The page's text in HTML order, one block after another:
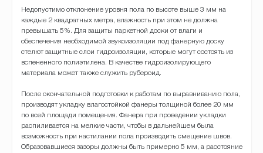
Недопустимо отклонение уровня пола по высоте выше 3 мм на
каждые 2 квадратных метра, влажность при этом не должна
превышать 5%. Для защиты паркетной доски от влаги и
обеспечения необходимой звукоизоляции под фанерную доску
стелют защитные слои гидроизоляции, которые могут состоять из
вспененного полиэтилена. В качестве гидроизолирующего
материала может также служить рубероид.
После окончательной подготовки к работам по выравниванию пола,
производят укладку влагостойкой фанеры толщиной более 20 мм
по всей площади помещения. Фанера при проведении укладки
распиливается на мелкие части, чтобы в дальнейшем была
возможность при настилании пола производить смещение швов.
Образовавшиеся зазоры должны быть примерно 5 мм, а расстояние